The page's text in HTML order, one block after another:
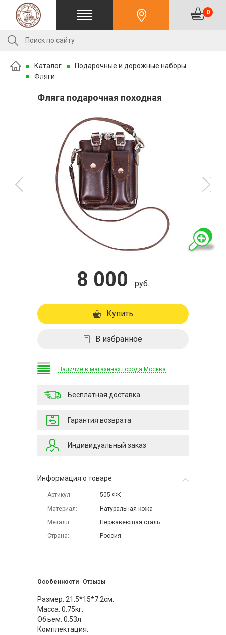
0
Каталог
Подарочные и дорожные наборы
Фляги
Фляга подарочная походная
8 000 руб.
Купить
В избранное
Наличие в магазинах города Москва
Бесплатная доставка
Гарантия возврата
Индивидуальный заказ
Информация о товаре
Артикул
505 ФК
Материал
Натуральная кожа
Металл
Нержавеющая сталь
Страна
Россия
Особенности Отзывы
Размер: 21.5*15*7.2см.
Масса: 0.75кг.
Объем: 0.53л.
Комплектация: